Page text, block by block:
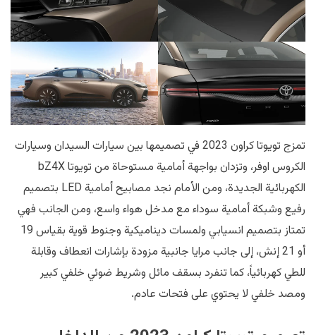
تمزج تويوتا كراون 2023 في تصميمها بين سيارات السيدان وسيارات
الكروس اوفر، وتزدان بواجهة أمامية مستوحاة من تويوتا bZ4X
الكهربائية الجديدة، ومن الأمام نجد مصابيح أمامية LED بتصميم
رفيع وشبكة أمامية سوداء مع مدخل هواء واسع، ومن الجانب فهي
تمتاز بتصميم انسيابي ولمسات ديناميكية وجنوط قوية بقياس 19
أو 21 إنش، إلى جانب مرايا جانبية مزودة بإشارات انعطاف وقابلة
للطي كهربائياً، كما تنفرد بسقف مائل وشريط ضوئي خلفي كبير
ومصد خلفي لا يحتوي على فتحات عادم.